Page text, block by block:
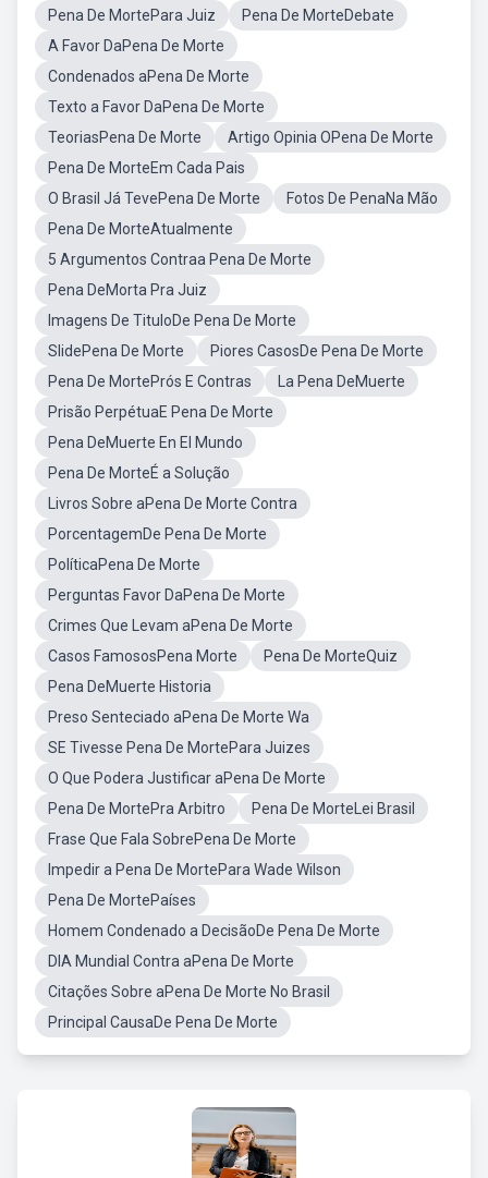
Pena De MortePara Juiz
Pena De MorteDebate
A Favor DaPena De Morte
Condenados aPena De Morte
Texto a Favor DaPena De Morte
TeoriasPena De Morte
Artigo Opinia OPena De Morte
Pena De MorteEm Cada Pais
O Brasil Já TevePena De Morte
Fotos De PenaNa Mão
Pena De MorteAtualmente
5 Argumentos Contraa Pena De Morte
Pena DeMorta Pra Juiz
Imagens De TituloDe Pena De Morte
SlidePena De Morte
Piores CasosDe Pena De Morte
Pena De MortePrós E Contras
La Pena DeMuerte
Prisão PerpétuaE Pena De Morte
Pena DeMuerte En El Mundo
Pena De MorteÉ a Solução
Livros Sobre aPena De Morte Contra
PorcentagemDe Pena De Morte
PolíticaPena De Morte
Perguntas Favor DaPena De Morte
Crimes Que Levam aPena De Morte
Casos FamososPena Morte
Pena De MorteQuiz
Pena DeMuerte Historia
Preso Senteciado aPena De Morte Wa
SE Tivesse Pena De MortePara Juizes
O Que Podera Justificar aPena De Morte
Pena De MortePra Arbitro
Pena De MorteLei Brasil
Frase Que Fala SobrePena De Morte
Impedir a Pena De MortePara Wade Wilson
Pena De MortePaíses
Homem Condenado a DecisãoDe Pena De Morte
DIA Mundial Contra aPena De Morte
Citações Sobre aPena De Morte No Brasil
Principal CausaDe Pena De Morte